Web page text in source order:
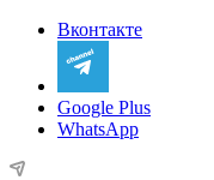
Вконтакте
Google Plus
WhatsApp